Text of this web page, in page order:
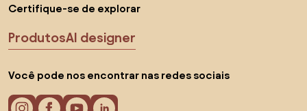
Certifique-se de explorar
ProdutosAI designer
Você pode nos encontrar nas redes sociais